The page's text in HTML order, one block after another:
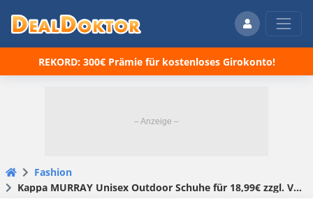
REKORD: 300€ Prämie für kostenloses Girokonto!
Fashion
Kappa MURRAY Unisex Outdoor Schuhe für 18,99€ zzgl. Versand (statt 26€)